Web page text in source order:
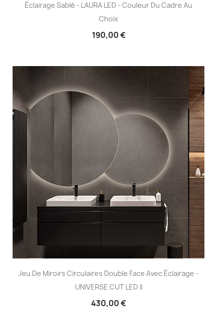
Éclairage Sablé - LAURA LED - Couleur Du Cadre Au
Choix
190,00 €
Jeu De Miroirs Circulaires Double Face Avec Éclairage -
UNIVERSE CUT LED II
430,00 €